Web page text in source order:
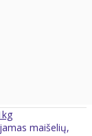
maišelių,